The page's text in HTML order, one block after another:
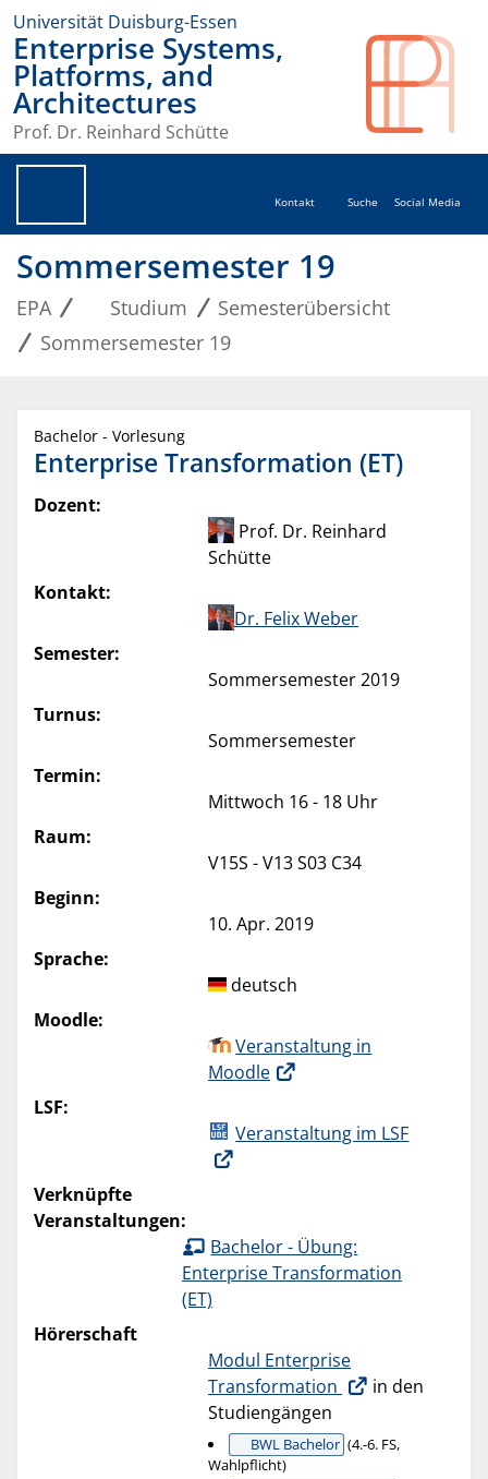
Universität Duisburg-Essen
Enterprise Systems,
Platforms, and
Architectures
Prof. Dr. Reinhard Schütte
Kontakt Suche Social Media
Sommersemester 19
EPA Studium
Semesterübersicht
Sommersemester 19
Bachelor - Vorlesung
Enterprise Transformation (ET)
Dozent:
Prof. Dr. Reinhard
Schütte
Kontakt:
Dr. Felix Weber
Semester:
Sommersemester 2019
Turnus:
Sommersemester
Termin:
Mittwoch 16 - 18 Uhr
Raum:
V15S - V13 S03 C34
Beginn:
10. Apr. 2019
Sprache:
deutsch
Moodle:
Veranstaltung in
Moodle
LSF:
Veranstaltung im LSF
Verknüpfte
Veranstaltungen:
Bachelor - Übung:
Enterprise Transformation
(ET)
Hörerschaft
Modul Enterprise
Transformation
in den
Studiengängen
BWL Bachelor (4.-6. FS,
Wahlpflicht)